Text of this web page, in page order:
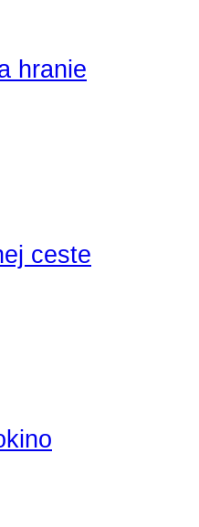
hranie
ceste